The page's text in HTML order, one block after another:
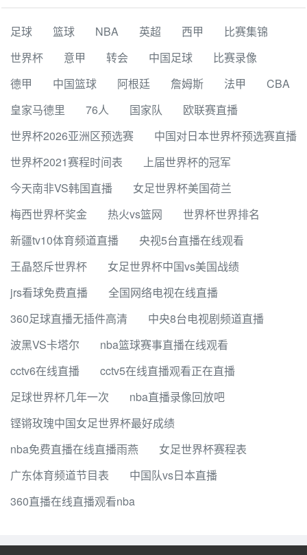
足球 篮球 NBA 英超 西甲
比赛集锦
世界杯
意甲 转会 中国足球
比赛录像
德甲
中国篮球 阿根廷 詹姆斯 法甲
CBA
皇家马德里
76人 国家队
欧联赛直播
世界杯2026亚洲区预选赛
中国对日本世界杯预选赛直播
世界杯2021赛程时间表
上届世界杯的冠军
今天南非VS韩国直播
女足世界杯美国荷兰
梅西世界杯奖金
热火vs篮网
世界杯世界排名
新疆tv10体育频道直播
央视5台直播在线观看
王晶怒斥世界杯
女足世界杯中国vs美国战绩
jrs看球免费直播
全国网络电视在线直播
360足球直播无插件高清
中央8台电视剧频道直播
波黑VS卡塔尔
nba篮球赛事直播在线观看
cctv6在线直播
cctv5在线直播观看正在直播
足球世界杯几年一次
nba直播录像回放吧
铿锵玫瑰中国女足世界杯最好成绩
nba免费直播在线直播雨燕
女足世界杯赛程表
广东体育频道节目表
中国队vs日本直播
360直播在线直播观看nba